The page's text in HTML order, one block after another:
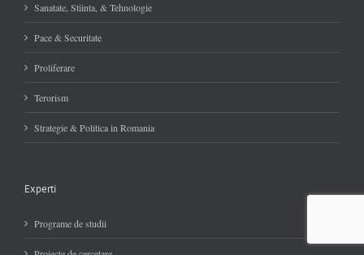
Sanatate, Stiinta, & Tehnologie
Pace & Securitate
Proliferare
Terorism
Strategie & Politica in Romania
Experti
Programe de studii